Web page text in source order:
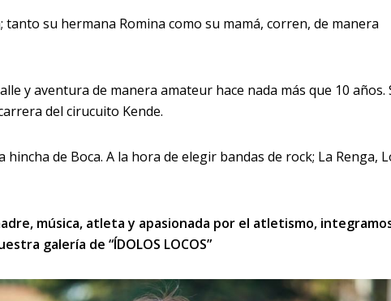
tanto su hermana Romina como su mamá, corren, de manera
y aventura de manera amateur hace nada más que 10 años.
del cirucuito Kende.
hincha de Boca. A la hora de elegir bandas de rock; La Renga,
música, atleta y apasionada por el atletismo,
galería de “ÍDOLOS LOCOS”